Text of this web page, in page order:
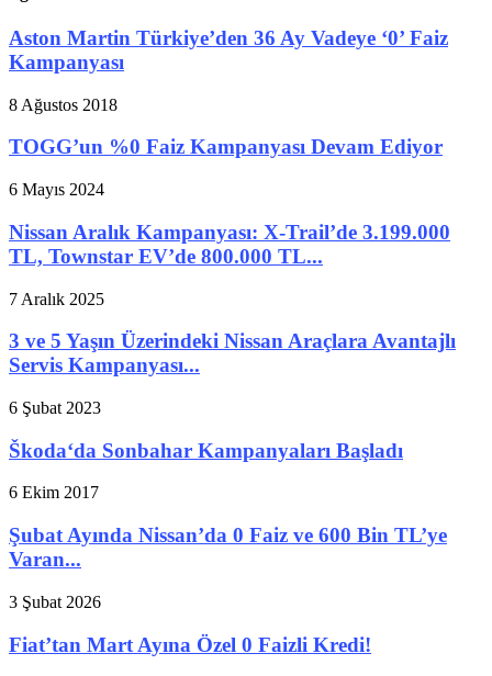
Aston Martin Türkiye’den 36 Ay Vadeye ‘0’ Faiz
Kampanyası
8 Ağustos 2018
TOGG’un %0 Faiz Kampanyası Devam Ediyor
6 Mayıs 2024
Nissan Aralık Kampanyası: X-Trail’de 3.199.000
TL, Townstar EV’de 800.000 TL...
7 Aralık 2025
3 ve 5 Yaşın Üzerindeki Nissan Araçlara Avantajlı
Servis Kampanyası...
6 Şubat 2023
Škoda‘da Sonbahar Kampanyaları Başladı
6 Ekim 2017
Şubat Ayında Nissan’da 0 Faiz ve 600 Bin TL’ye
Varan...
3 Şubat 2026
Fiat’tan Mart Ayına Özel 0 Faizli Kredi!